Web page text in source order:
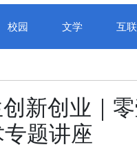
校园 文学 互
新创业｜
题讲座